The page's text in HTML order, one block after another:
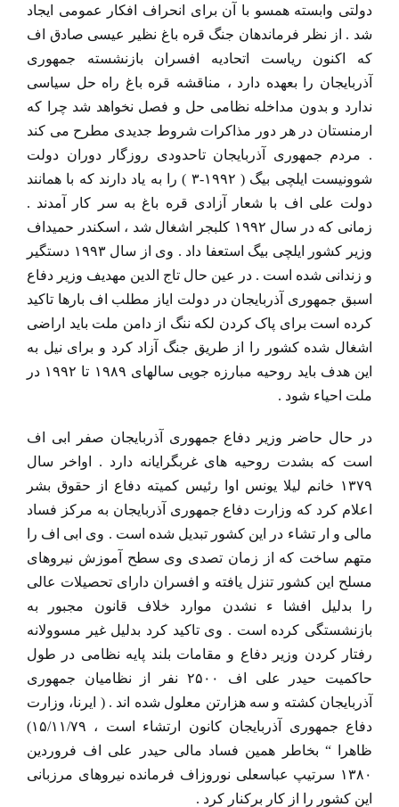
دولتی وابسته همسو با آن برای انحراف افکار عمومی ایجاد
شد . از نظر فرماندهان جنگ قره باغ نظیر عیسی صادق اف
که اکنون ریاست اتحادیه افسران بازنشسته جمهوری
آذربایجان را بعهده دارد ، مناقشه قره باغ راه حل سیاسی
ندارد و بدون مداخله نظامی حل و فصل نخواهد شد چرا که
ارمنستان در هر دور مذاکرات شروط جدیدی مطرح می کند
. مردم جمهوری آذربایجان تاحدودی روزگار دوران دولت
شوونیست ایلچی بیگ ( ۱۹۹۲-۳ ) را به یاد دارند که با همانند
دولت علی اف با شعار آزادی قره باغ به سر کار آمدند .
زمانی که در سال ۱۹۹۲ کلبجر اشغال شد ، اسکندر حمیداف
وزیر کشور ایلچی بیگ استعفا داد . وی از سال ۱۹۹۳ دستگیر
و زندانی شده است . در عین حال تاج الدین مهدیف وزیر دفاع
اسبق جمهوری آذربایجان در دولت ایاز مطلب اف بارها تاکید
کرده است برای پاک کردن لکه ننگ از دامن ملت باید اراضی
اشغال شده کشور را از طریق جنگ آزاد کرد و برای نیل به
این هدف باید روحیه مبارزه جویی سالهای ۱۹۸۹ تا ۱۹۹۲ در
ملت احیاء شود .
در حال حاضر وزیر دفاع جمهوری آذربایجان صفر ابی اف
است که بشدت روحیه های غربگرایانه دارد . اواخر سال
۱۳۷۹ خانم لیلا یونس اوا رئیس کمیته دفاع از حقوق بشر
اعلام کرد که وزارت دفاع جمهوری آذربایجان به مرکز فساد
مالی و ار تشاء در این کشور تبدیل شده است . وی ابی اف را
متهم ساخت که از زمان تصدی وی سطح آموزش نیروهای
مسلح این کشور تنزل یافته و افسران دارای تحصیلات عالی
را بدلیل افشا ء نشدن موارد خلاف قانون مجبور به
بازنشستگی کرده است . وی تاکید کرد بدلیل غیر مسوولانه
رفتار کردن وزیر دفاع و مقامات بلند پایه نظامی در طول
حاکمیت حیدر علی اف ۲۵۰۰ نفر از نظامیان جمهوری
آذربایجان کشته و سه هزارتن معلول شده اند . ( ایرنا، وزارت
دفاع جمهوری آذربایجان کانون ارتشاء است ، ۱۵/۱۱/۷۹)
ظاهرا “ بخاطر همین فساد مالی حیدر علی اف فروردین
۱۳۸۰ سرتیپ عباسعلی نوروزاف فرمانده نیروهای مرزبانی
این کشور را از کار برکنار کرد .